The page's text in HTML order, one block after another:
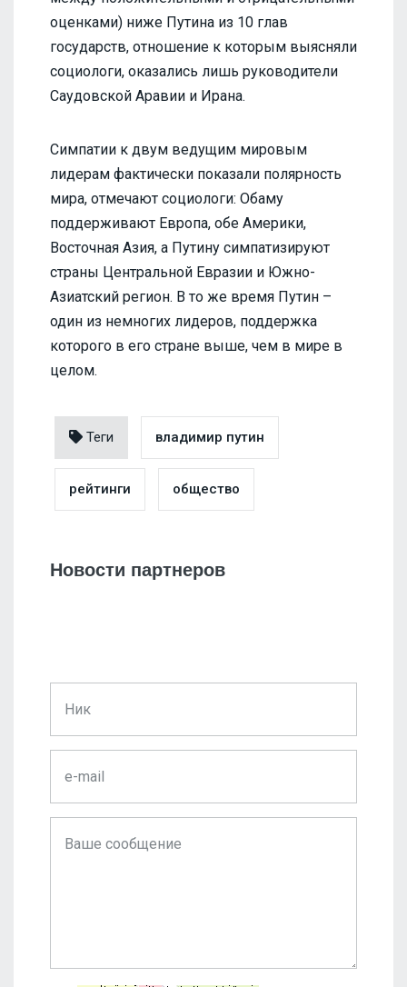
оценками) ниже Путина из 10 глав
государств, отношение к которым выясняли
социологи, оказались лишь руководители
Саудовской Аравии и Ирана.
Симпатии к двум ведущим мировым
лидерам фактически показали полярность
мира, отмечают социологи: Обаму
поддерживают Европа, обе Америки,
Восточная Азия, а Путину симпатизируют
страны Центральной Евразии и Южно-
Азиатский регион. В то же время Путин –
один из немногих лидеров, поддержка
которого в его стране выше, чем в мире в
целом.
Теги владимир путин
рейтинги общество
Новости партнеров